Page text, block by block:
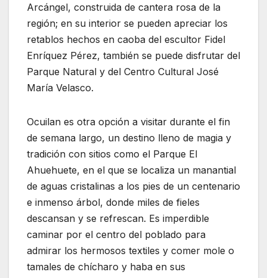
Arcángel, construida de cantera rosa de la
región; en su interior se pueden apreciar los
retablos hechos en caoba del escultor Fidel
Enríquez Pérez, también se puede disfrutar del
Parque Natural y del Centro Cultural José
María Velasco.
Ocuilan es otra opción a visitar durante el fin
de semana largo, un destino lleno de magia y
tradición con sitios como el Parque El
Ahuehuete, en el que se localiza un manantial
de aguas cristalinas a los pies de un centenario
e inmenso árbol, donde miles de fieles
descansan y se refrescan. Es imperdible
caminar por el centro del poblado para
admirar los hermosos textiles y comer mole o
tamales de chícharo y haba en sus